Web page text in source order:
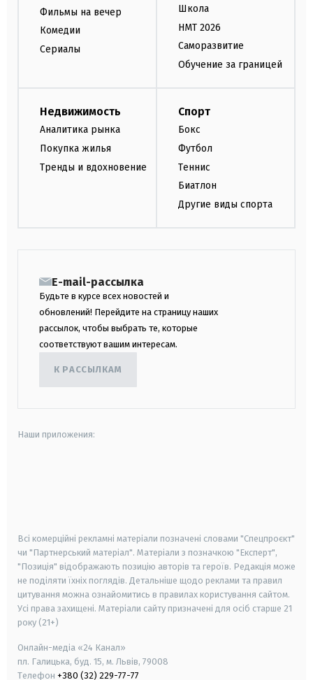
Фильмы на вечер
Комедии
Сериалы
Школа
НМТ 2026
Саморазвитие
Обучение за границей
Недвижимость
Аналитика рынка
Покупка жилья
Тренды и вдохновение
Спорт
Бокс
Футбол
Теннис
Биатлон
Другие виды спорта
E-mail-рассылка
Будьте в курсе всех новостей и
обновлений! Перейдите на страницу наших
рассылок, чтобы выбрать те, которые
соответствуют вашим интересам.
К РАССЫЛКАМ
Наши приложения:
Всі комерційні рекламні матеріали позначені словами "Спецпроєкт"
чи "Партнерський матеріал". Матеріали з позначкою "Експерт",
"Позиція" відображають позицію авторів та героїв. Редакція може
не поділяти їхніх поглядів. Детальніше щодо реклами та правил
цитування можна ознайомитись в правилах користування сайтом.
Усі права захищені. Матеріали сайту призначені для осіб старше 21
року (21+)
Онлайн-медіа «24 Канал»
пл. Галицька, буд. 15, м. Львів, 79008
Телефон +380 (32) 229-77-77